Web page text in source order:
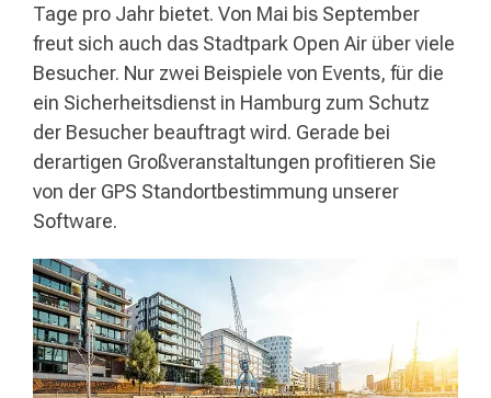
Tage pro Jahr bietet. Von Mai bis September
freut sich auch das Stadtpark Open Air über viele
Besucher. Nur zwei Beispiele von Events, für die
ein Sicherheitsdienst in Hamburg zum Schutz
der Besucher beauftragt wird. Gerade bei
derartigen Großveranstaltungen profitieren Sie
von der GPS Standortbestimmung unserer
Software.